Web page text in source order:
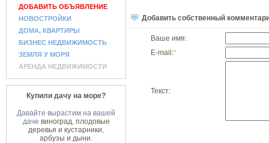
ДОБАВИТЬ ОБЪЯВЛЕНИЕ
НОВОСТРОЙКИ
ДОМА, КВАРТИРЫ
БИЗНЕС НЕДВИЖИМОСТЬ
ЗЕМЛЯ У МОРЯ
АРЕНДА НЕДВИЖИМОСТИ
Купили дачу на море?
Давайте вырастим на вашей
даче виноград, плодовые
деревья и кустарники,
арбузы и дыни.
Добавить собственный
Ваше имя:
E-mail:*
Текст: